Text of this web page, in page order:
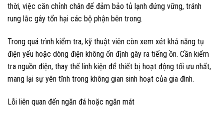
thời, việc căn chỉnh chân đế đảm bảo tủ lạnh đứng vững, tránh
rung lắc gây tổn hại các bộ phận bên trong.
Trong quá trình kiểm tra, kỹ thuật viên còn xem xét khả năng tụ
điện yếu hoặc dòng điện không ổn định gây ra tiếng ồn. Cần kiểm
tra nguồn điện, thay thế linh kiện để thiết bị hoạt động tối ưu nhất,
mang lại sự yên tĩnh trong không gian sinh hoạt của gia đình.
Lỗi liên quan đến ngăn đá hoặc ngăn mát